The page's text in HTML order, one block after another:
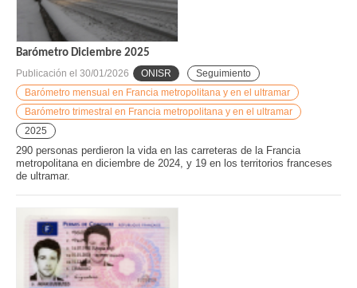
Barómetro Diciembre 2025
Publicación el 30/01/2026 ONISR
Seguimiento
Barómetro mensual en Francia metropolitana y en el ultramar
Barómetro trimestral en Francia metropolitana y en el ultramar
2025
290 personas perdieron la vida en las carreteras de la Francia
metropolitana en diciembre de 2024, y 19 en los territorios franceses
de ultramar.